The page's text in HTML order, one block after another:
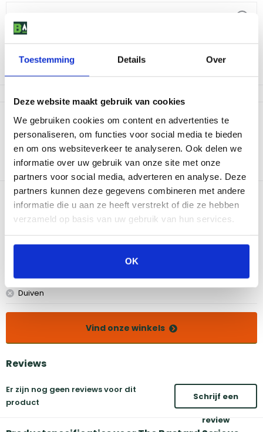
Toestemming Details Over
Deze website maakt gebruik van cookies
We gebruiken cookies om content en advertenties te
personaliseren, om functies voor social media te bieden
en om ons websiteverkeer te analyseren. Ook delen we
informatie over uw gebruik van onze site met onze
partners voor social media, adverteren en analyse. Deze
partners kunnen deze gegevens combineren met andere
informatie die u aan ze heeft verstrekt of die ze hebben
verzameld op basis van uw gebruik van hun services.
OK
849
Productomschrijving
The Bastard Serious Outdoor Kitchen is een modulair systeem
waarmee je eenvoudig jouw perfecte buitenkeuken realiseert.
Combineer de verschillende modules en richt zo je buitenkeuken
naar wens in.
Bekijk dit product in onze winkels
Amsterdam
Doetinchem
Duiven
Eindhoven
Utrecht
Vind onze winkels
Reviews
Er zijn nog geen reviews voor dit
product
Schrijf een
review